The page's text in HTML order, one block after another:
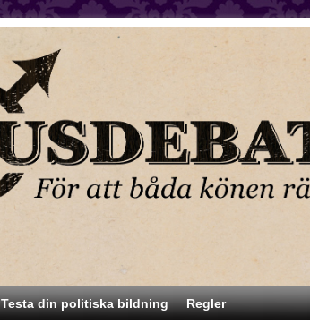
Testa din politiska bildning Regler